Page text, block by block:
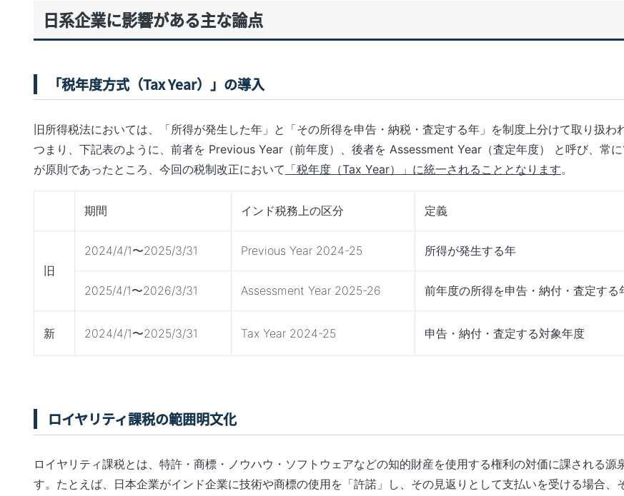
日系企業に影響がある主な論点
「税年度方式（Tax Year）」の導入
旧所得税法においては、「所得が発生した年」と「その所得を申告・納税・査定する年」を制度上分けて取り扱わ
つまり、下記表のように、前者を Previous Year （前年度） 、後者を Assessment Year （査定年度） と呼び、 常
が原則であったところ、今回の税制改正において 「税年度（Tax Year）」に統一されることとなります。
期間 インド税務上の区分 定義
旧
2024/4/1〜2025/3/31 Previous Year 2024-25 所得が発生する年
2025/4/1〜2026/3/31 Assessment Year 2025-26 前年度の所得を申告・納付・査定する
新 2024/4/1〜2025/3/31 Tax Year 2024-25 申告・納付・査定する対象年度
ロイヤリティ課税の範囲明文化
ロイヤリティ課税とは、特許・商標・ノウハウ・ソフトウェアなどの知的財産を使用する権利の対価に課される源
す。 たとえば、日本企業がインド企業に技術や商標の使用を「許諾」し、その見返りとして支払いを受ける場合、